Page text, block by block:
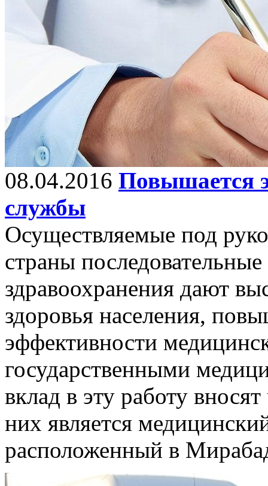
08.04.2016 Повышается
службы
Осуществляемые под
страны
здравоохранения дают
здоровья населения,
эффективности
государственными
вклад в эту работу
них является
расположенный в